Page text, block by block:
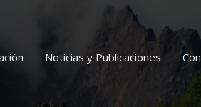
Noticias y Publicaciones